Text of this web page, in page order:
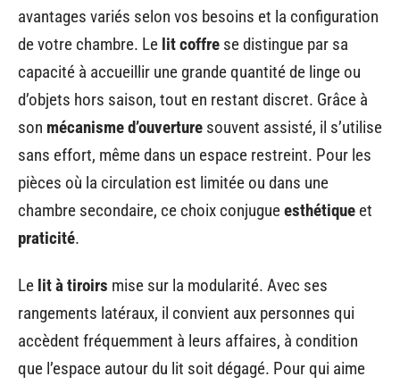
avantages variés selon vos besoins et la configuration
de votre chambre. Le lit coffre se distingue par sa
capacité à accueillir une grande quantité de linge ou
d’objets hors saison, tout en restant discret. Grâce à
son mécanisme d’ouverture souvent assisté, il s’utilise
sans effort, même dans un espace restreint. Pour les
pièces où la circulation est limitée ou dans une
chambre secondaire, ce choix conjugueesthétique et
praticité.
Le lit à tiroirs mise sur la modularité. Avec ses
rangements latéraux, il convient aux personnes qui
accèdent fréquemment à leurs affaires, à condition
que l’espace autour du lit soit dégagé. Pour qui aime